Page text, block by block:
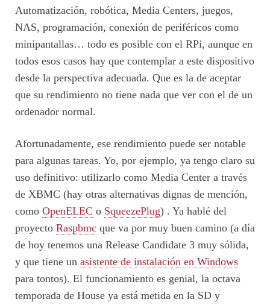
Automatización, robótica, Media Centers, juegos,
NAS, programación, conexión de periféricos como
minipantallas… todo es posible con el RPi, aunque en
todos esos casos hay que contemplar a este dispositivo
desde la perspectiva adecuada. Que es la de aceptar
que su rendimiento no tiene nada que ver con el de un
ordenador normal.
Afortunadamente, ese rendimiento puede ser notable
para algunas tareas. Yo, por ejemplo, ya tengo claro su
uso definitivo: utilizarlo como Media Center a través
de XBMC (hay otras alternativas dignas de mención,
como OpenELEC o SqueezePlug) . Ya hablé del
proyecto Raspbmc que va por muy buen camino (a día
de hoy tenemos una Release Candidate 3 muy sólida,
y que tiene un asistente de instalación en Windows
para tontos). El funcionamiento es genial, la octava
temporada de House ya está metida en la SD y